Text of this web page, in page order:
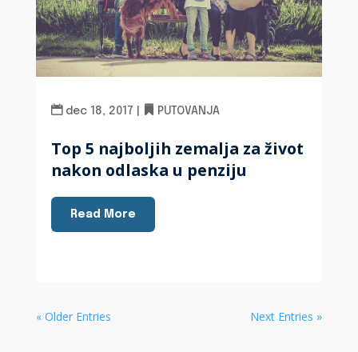
Top 5 najboljih zemalja za život
nakon odlaska u penziju
dec 18, 2017 PUTOVANJA
Read More
« Older Entries Next Entries »